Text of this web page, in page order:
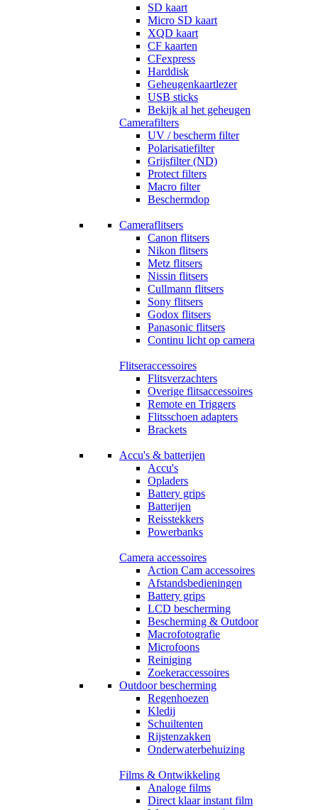
SD kaart
Micro SD kaart
XQD kaart
CF kaarten
CFexpress
Harddisk
Geheugenkaartlezer
USB sticks
Bekijk al het geheugen
Camerafilters
UV / bescherm filter
Polarisatiefilter
Grijsfilter (ND)
Protect filters
Macro filter
Beschermdop
Cameraflitsers
Canon flitsers
Nikon flitsers
Metz flitsers
Nissin flitsers
Cullmann flitsers
Sony flitsers
Godox flitsers
Panasonic flitsers
Continu licht op camera
Flitseraccessoires
Flitsverzachters
Overige flitsaccessoires
Remote en Triggers
Flitsschoen adapters
Brackets
Accu's & batterijen
Accu's
Opladers
Battery grips
Batterijen
Reisstekkers
Powerbanks
Camera accessoires
Action Cam accessoires
Afstandsbedieningen
Battery grips
LCD bescherming
Bescherming & Outdoor
Macrofotografie
Microfoons
Reiniging
Zoekeraccessoires
Outdoor bescherming
Regenhoezen
Kledij
Schuiltenten
Rijstenzakken
Onderwaterbehuizing
Films & Ontwikkeling
Analoge films
Direct klaar instant film